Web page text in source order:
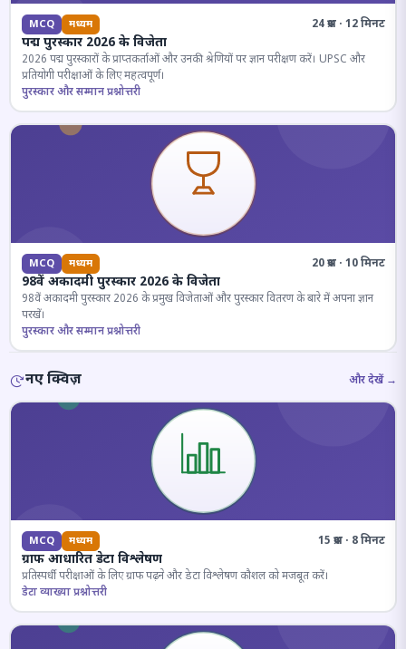
MCQ मध्यम 24 प्रश्न · 12 मिनट
पद्म पुरस्कार 2026 के विजेता
2026 पद्म पुरस्कारों के प्राप्तकर्ताओं और उनकी श्रेणियों पर ज्ञान परीक्षण करें। UPSC और
प्रतियोगी परीक्षाओं के लिए महत्वपूर्ण।
पुरस्कार और सम्मान प्रश्नोत्तरी
MCQ मध्यम 20 प्रश्न · 10 मिनट
98वें अकादमी पुरस्कार 2026 के विजेता
98वें अकादमी पुरस्कार 2026 के प्रमुख विजेताओं और पुरस्कार वितरण के बारे में अपना ज्ञान
परखें।
पुरस्कार और सम्मान प्रश्नोत्तरी
नए क्विज़ और देखें →
MCQ मध्यम 15 प्रश्न · 8 मिनट
ग्राफ आधारित डेटा विश्लेषण
प्रतिस्पर्धी परीक्षाओं के लिए ग्राफ पढ़ने और डेटा विश्लेषण कौशल को मजबूत करें।
डेटा व्याख्या प्रश्नोत्तरी